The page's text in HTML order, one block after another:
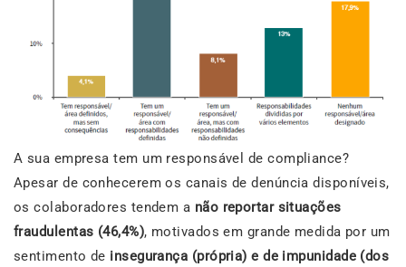
A sua empresa tem um responsável de compliance?
Apesar de conhecerem os canais de denúncia disponíveis,
os colaboradores tendem a não reportar situações
fraudulentas (46,4%), motivados em grande medida por um
sentimento de insegurança (própria) e de impunidade (dos